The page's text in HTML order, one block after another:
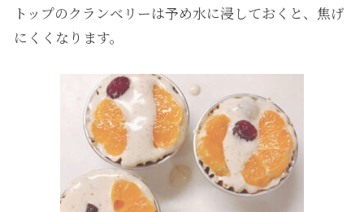
トップのクランベリーは予め水に浸しておくと、焦げ
にくくなります。